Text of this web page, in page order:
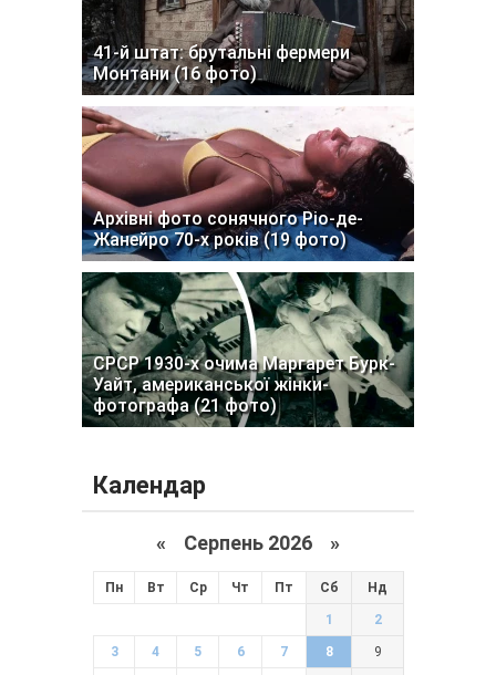
41-й штат: брутальні фермери
Монтани (16 фото)
Архівні фото сонячного Ріо-де-
Жанейро 70-х років (19 фото)
СРСР 1930-х очима Маргарет Бурк-
Уайт, американської жінки-
фотографа (21 фото)
Календар
« Серпень 2026 »
Пн Вт Ср Чт Пт Сб Нд
1 2
3 4 5 6 7 8 9